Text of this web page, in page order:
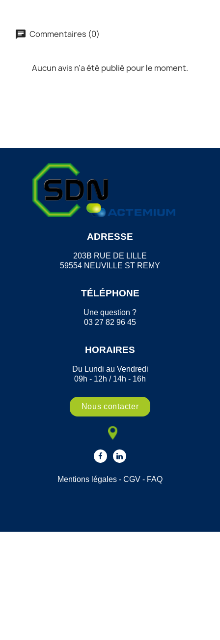
Commentaires (0)
Aucun avis n'a été publié pour le moment.
ADRESSE
203B RUE DE LILLE
59554 NEUVILLE ST REMY
TÉLÉPHONE
Une question ?
03 27 82 96 45
HORAIRES
Du Lundi au Vendredi
09h - 12h / 14h - 16h
Nous contacter
Mentions légales - CGV - FAQ